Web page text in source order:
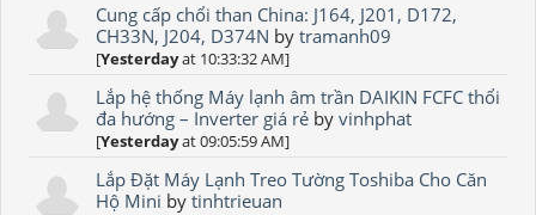
Cung cấp chổi than China: J164, J201, D172,
CH33N, J204, D374N bytramanh09
[Yesterdayat 10:33:32 AM]
Lắp hệ thống Máy lạnh âm trần DAIKIN FCFC thổi
đa hướng – Inverter giá rẻ byvinhphat
[Yesterdayat 09:05:59 AM]
Lắp Đặt Máy Lạnh Treo Tường Toshiba Cho Căn
Hộ Mini bytinhtrieuan